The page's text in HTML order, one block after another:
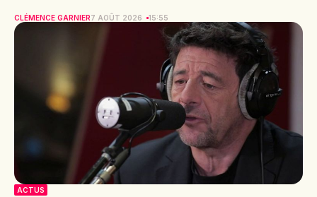
CLÉMENCE GARNIER7 AOÛT 2026 15:55
ACTUS